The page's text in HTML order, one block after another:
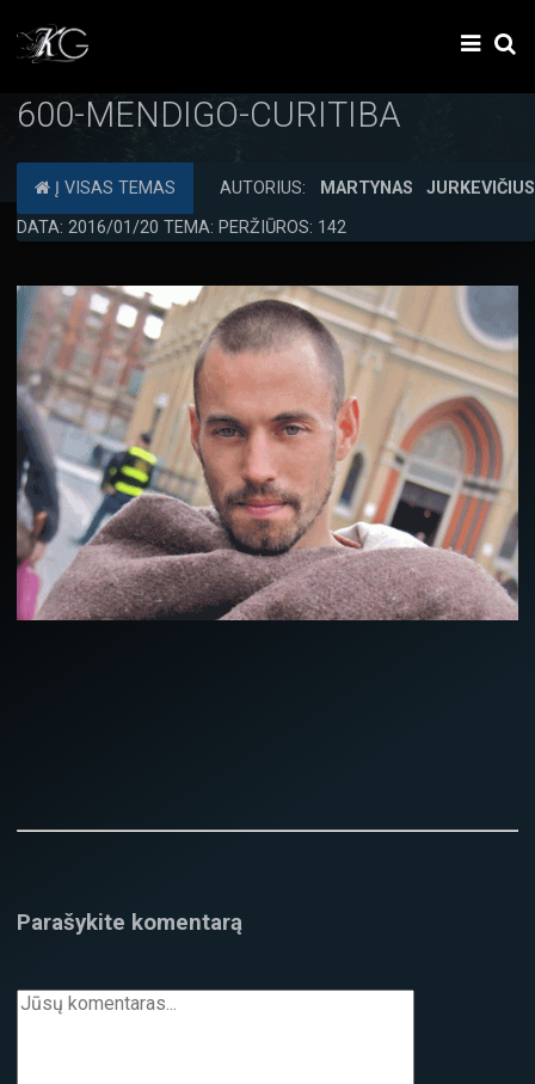
600-MENDIGO-CURITIBA
Į VISAS TEMAS AUTORIUS:
MARTYNAS JURKEVIČIUS
DATA: 2016/01/20 TEMA: PERŽIŪROS: 142
Parašykite komentarą